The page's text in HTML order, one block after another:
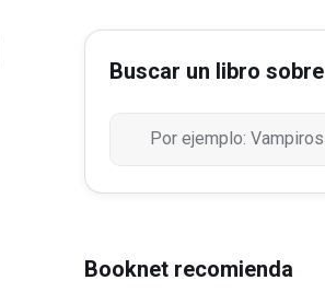
Buscar un libro sobre
Booknet recomienda